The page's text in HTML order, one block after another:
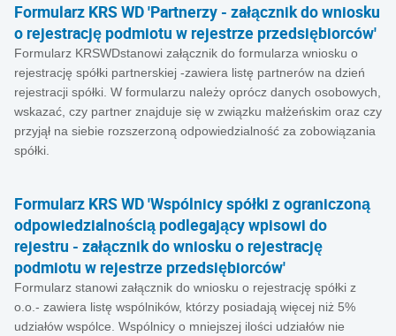
Formularz KRS WD 'Partnerzy - załącznik do wniosku
o rejestrację podmiotu w rejestrze przedsiębiorców'
Formularz KRSWDstanowi załącznik do formularza wniosku o
rejestrację spółki partnerskiej -zawiera listę partnerów na dzień
rejestracji spółki. W formularzu należy oprócz danych osobowych,
wskazać, czy partner znajduje się w związku małżeńskim oraz czy
przyjął na siebie rozszerzoną odpowiedzialność za zobowiązania
spółki.
Formularz KRS WD 'Wspólnicy spółki z ograniczoną
odpowiedzialnością podlegający wpisowi do
rejestru - załącznik do wniosku o rejestrację
podmiotu w rejestrze przedsiębiorców'
Formularz stanowi załącznik do wniosku o rejestrację spółki z
o.o.- zawiera listę wspólników, którzy posiadają więcej niż 5%
udziałów wspólce. Wspólnicy o mniejszej ilości udziałów nie